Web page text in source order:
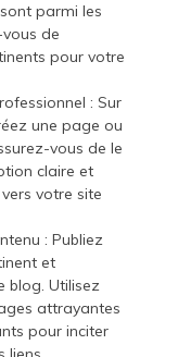
parmi les
de
pour votre
: Sur
une page ou
vous de le
claire et
votre site
: Publiez
et
blog. Utilisez
attrayantes
pour inciter